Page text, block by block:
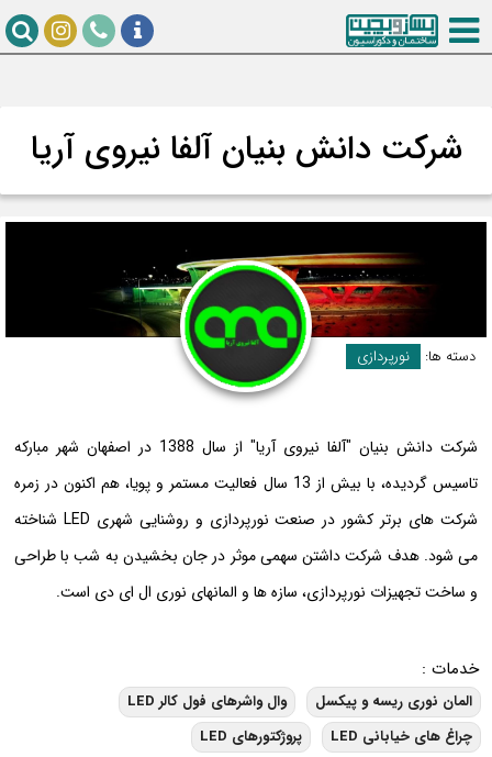
شرکت دانش بنیان آلفا نیروی آریا
دسته ها: نورپردازی
شرکت دانش بنیان "آلفا نیروی آریا" از سال 1388 در اصفهان شهر مبارکه
تاسیس گردیده، با بیش از 13 سال فعالیت مستمر و پویا، هم اکنون در زمره
شرکت های برتر کشور در صنعت نورپردازی و روشنایی شهری LED شناخته
می شود. هدف شرکت داشتن سهمی موثر در جان بخشیدن به شب با طراحی
و ساخت تجهیزات نورپردازی، سازه ها و المانهای نوری ال ای دی است.
خدمات :
المان نوری ریسه و پیکسل
وال واشرهای فول کالر LED
چراغ های خیابانی LED
پروژکتورهای LED